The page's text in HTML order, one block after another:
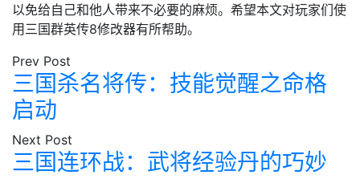
以免给自己和他人带来不必要的麻烦。希望本文对玩家们使
用三国群英传8修改器有所帮助。
Prev Post
三国杀名将传：技能觉醒之命格
启动
Next Post
三国连环战：武将经验丹的巧妙